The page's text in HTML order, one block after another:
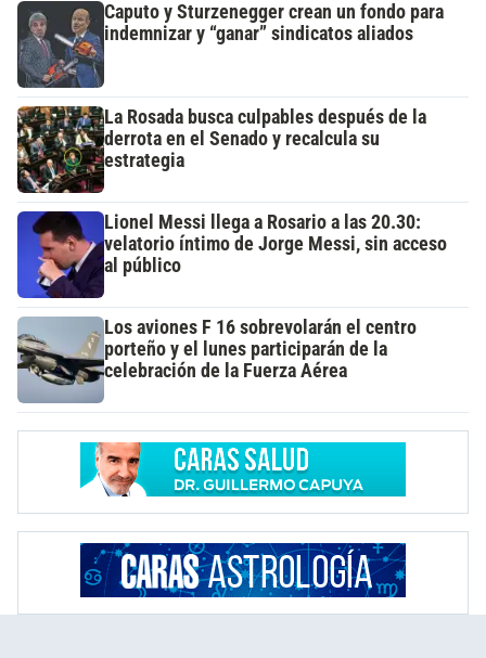
Caputo y Sturzenegger crean un fondo para
indemnizar y “ganar” sindicatos aliados
La Rosada busca culpables después de la
derrota en el Senado y recalcula su
estrategia
Lionel Messi llega a Rosario a las 20.30:
velatorio íntimo de Jorge Messi, sin acceso
al público
Los aviones F 16 sobrevolarán el centro
porteño y el lunes participarán de la
celebración de la Fuerza Aérea